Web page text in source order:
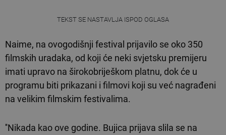
TEKST SE NASTAVLJA ISPOD OGLASA
Naime, na ovogodišnji festival prijavilo se oko 350
filmskih uradaka, od koji će neki svjetsku premijeru
imati upravo na širokobriješkom platnu, dok će u
programu biti prikazani i filmovi koji su već nagrađeni
na velikim filmskim festivalima.
''Nikada kao ove godine. Bujica prijava slila se na